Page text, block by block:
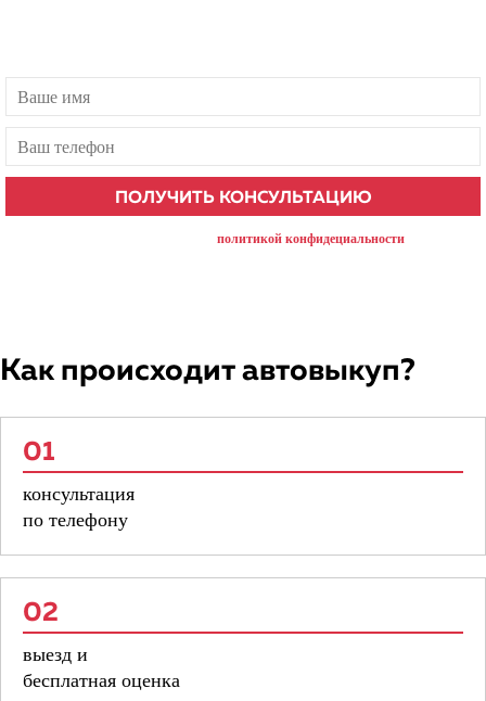
политикой конфидециальности
Как происходит автовыкуп?
01
консультация
по телефону
02
выезд и
бесплатная оценка